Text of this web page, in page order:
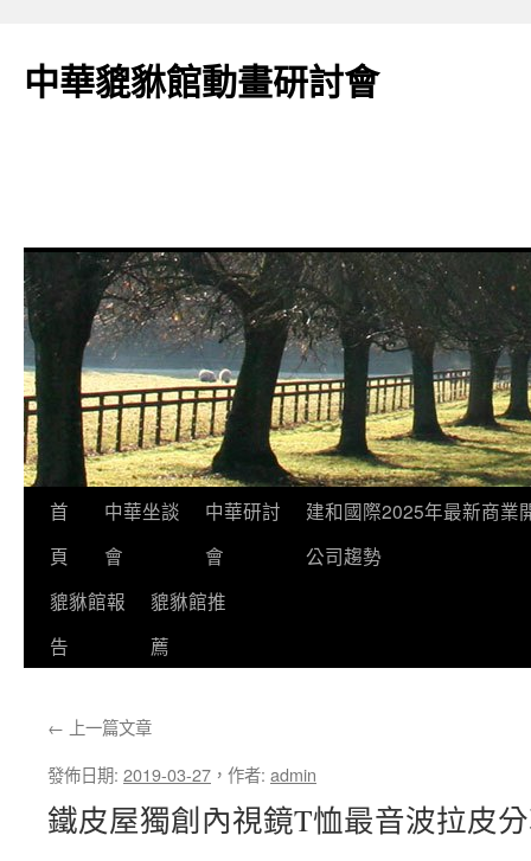
主
中華貔貅館動畫研討會
首
頁
中華坐談
會
中華研討
會
建和國際2025年最新商業
公司趨勢
貔貅館報
告
貔貅館推
薦
← 上一篇文章
發佈日期: 2019-03-27 ， 作者: admin
鐵皮屋獨創內視鏡T恤最音波拉皮